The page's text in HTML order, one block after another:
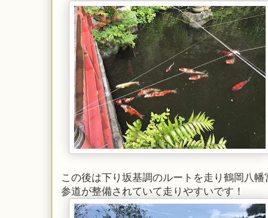
この後は下り坂基調のルートを走り鶴岡八幡
参道が整備されていて走りやすいです！